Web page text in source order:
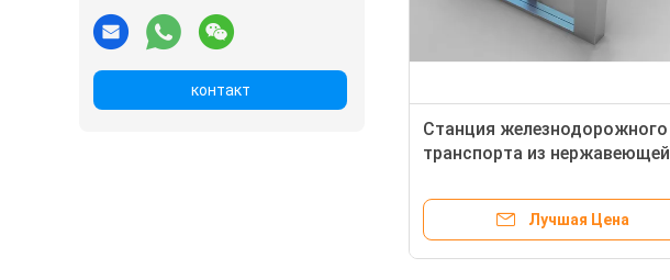
контакт
Станция железнодорожного
транспорта из нержавеющей
QR-кодом
Лучшая Цена